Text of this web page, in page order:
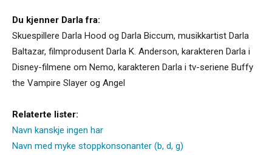
Du kjenner Darla fra:
Skuespillere Darla Hood og Darla Biccum, musikkartist Darla
Baltazar, filmprodusent Darla K. Anderson, karakteren Darla i
Disney-filmene om Nemo, karakteren Darla i tv-seriene Buffy
the Vampire Slayer og Angel
Relaterte lister:
Navn kanskje ingen har
Navn med myke stoppkonsonanter (b, d, g)